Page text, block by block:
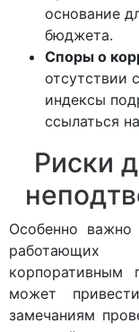
основание
бюджета.
Споры о
отсутствии
индексы
ссылаться
Риски
Особенно важно
работающих
корпоративным
может
замечаниям